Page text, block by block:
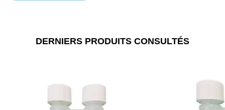
DERNIERS PRODUITS CONSULTÉS